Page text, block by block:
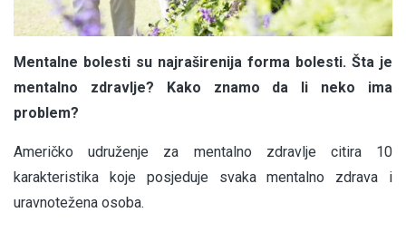
Mentalne bolesti su najraširenija forma bolesti. Šta je
mentalno zdravlje? Kako znamo da li neko ima
problem?
Američko udruženje za mentalno zdravlje citira 10
karakteristika koje posjeduje svaka mentalno zdrava i
uravnotežena osoba.